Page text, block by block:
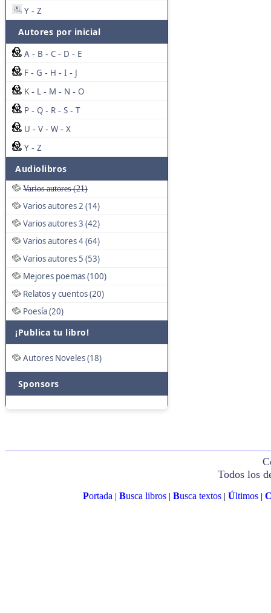
Y - Z
Autores por inicial
A - B - C - D - E
F - G - H - I - J
K - L - M - N - O
P - Q - R - S - T
U - V - W - X
Y - Z
Audiolibros
Varios autores (21)
Varios autores 2 (14)
Varios autores 3 (42)
Varios autores 4 (64)
Varios autores 5 (53)
Mejores poemas (100)
Relatos y cuentos (20)
Poesía (20)
¡Publica tu libro!
Autores Noveles (18)
Sponsors
Todos los
Portada| Busca libros| Busca textos| Últimos|